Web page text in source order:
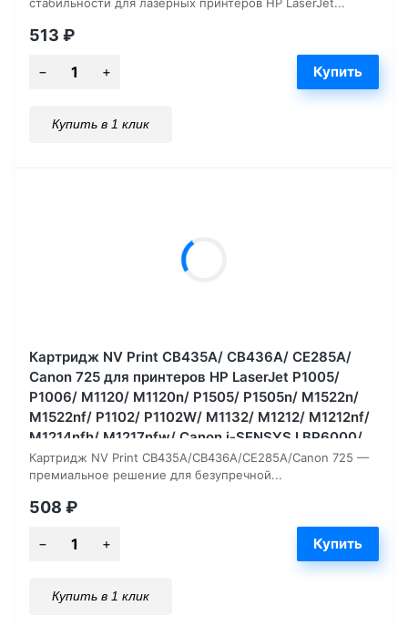
513 ₽
Купить в 1 клик
Картридж NV Print CB435A/ CB436A/ CE285A/
Canon 725 для принтеров HP LaserJet P1005/
P1006/ M1120/ M1120n/ P1505/ P1505n/ M1522n/
M1522nf/ P1102/ P1102W/ M1132/ M1212/ M1212nf/
M1214nfh/ M1217nfw/ Canon i-SENSYS LBP6000/
LBP6000B, 2000 страниц
Картридж NV Print CB435A/CB436A/CE285A/Canon 725 —
премиальное решение для безупречной...
508 ₽
Купить в 1 клик